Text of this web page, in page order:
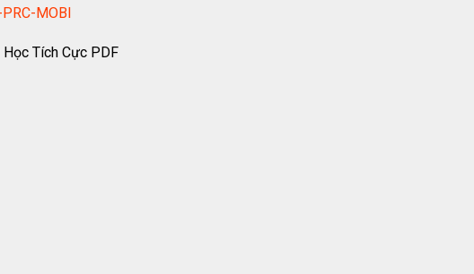
MOBI
Học Tích Cực PDF